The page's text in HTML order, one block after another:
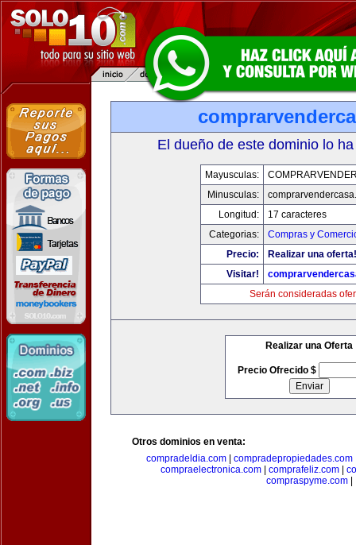
El dueño de este dominio lo
Mayusculas:
Minusculas:
Longitud:
17 caracteres
Categorias:
Compras y
Precio:
Realizar una oferta!
Visitar!
Serán consideradas
Realizar una Oferta
Precio Ofrecido $
Otros dominios en venta:
compradeldia.com
compradepropiedades.com
compraelectronica.com| comprafeliz.com|
compraspyme.com|